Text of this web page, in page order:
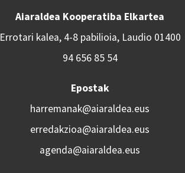
Aiaraldea Kooperatiba Elkartea
Errotari kalea, 4-8 pabilioia, Laudio 01400
94 656 85 54
Epostak
harremanak@aiaraldea.eus
erredakzioa@aiaraldea.eus
agenda@aiaraldea.eus